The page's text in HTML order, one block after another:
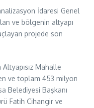
İdaresi Genel
ve bölgenin altyapı
projede son
Mahalle
ve toplam 453 milyon
Belediyesi Başkanı
Fatih Cihangir ve